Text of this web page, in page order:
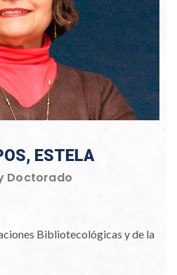
ESTELA
Doctorado
Bibliotecológicas y de la